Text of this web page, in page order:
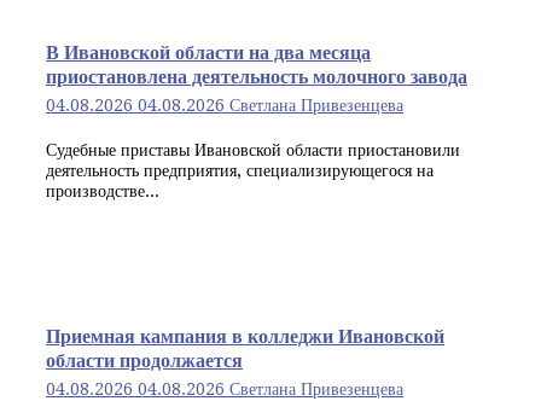
В Ивановской области на два месяца
приостановлена деятельность молочного завода
04.08.2026 04.08.2026 Светлана Привезенцева
Судебные приставы Ивановской области приостановили
деятельность предприятия, специализирующегося на
производстве...
Приемная кампания в колледжи Ивановской
области продолжается
04.08.2026 04.08.2026 Светлана Привезенцева